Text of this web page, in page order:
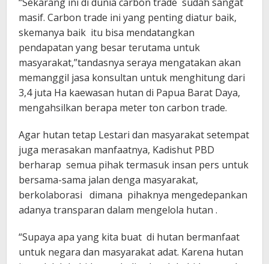
masif. Carbon trade ini yang penting diatur baik,
skemanya baik itu bisa mendatangkan
pendapatan yang besar terutama untuk
masyarakat,”tandasnya seraya mengatakan akan
memanggil jasa konsultan untuk menghitung dari
3,4 juta Ha kaewasan hutan di Papua Barat Daya,
mengahsilkan berapa meter ton carbon trade.
Agar hutan tetap Lestari dan masyarakat setempat
juga merasakan manfaatnya, Kadishut PBD
berharap semua pihak termasuk insan pers untuk
bersama-sama jalan denga masyarakat,
berkolaborasi dimana pihaknya mengedepankan
adanya transparan dalam mengelola hutan .
“Supaya apa yang kita buat di hutan bermanfaat
untuk negara dan masyarakat adat. Karena hutan